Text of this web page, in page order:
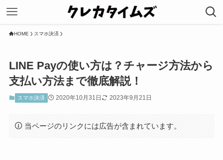
HOME スマホ決済
LINE Payの使い方は？チャージ方法から
支払い方法まで徹底解説！
スマホ決済 2020年10月31日 2023年9月21日
当ページのリンクには広告が含まれています。